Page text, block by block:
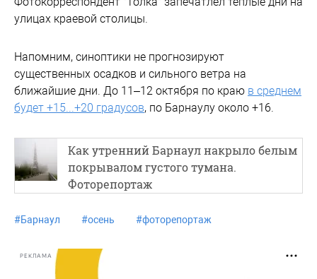
улицах краевой столицы.
Напомним, синоптики не прогнозируют
существенных осадков и сильного ветра на
ближайшие дни. До 11–12 октября по краю в среднем
будет +15...+20 градусов, по Барнаулу около +16.
Как утренний Барнаул накрыло белым
покрывалом густого тумана.
Фоторепортаж
#Барнаул #осень #фоторепортаж
РЕКЛАМА